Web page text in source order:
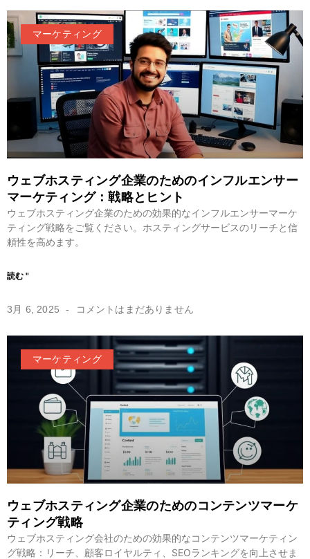
マーケティング
ウェブホスティング企業のためのインフルエンサー
マーケティング：戦略とヒント
ウェブホスティング企業のための効果的なインフルエンサーマーケ
ティング戦略をご覧ください。ホスティングサービスのリーチと信
頼性を高めます。
読む "
3月 6, 2025 コメントはまだありません
マーケティング
ウェブホスティング企業のためのコンテンツマーケ
ティング戦略
ウェブホスティング会社のための効果的なコンテンツマーケティン
グ戦略：リーチ、顧客ロイヤルティ、SEOランキングを向上させま